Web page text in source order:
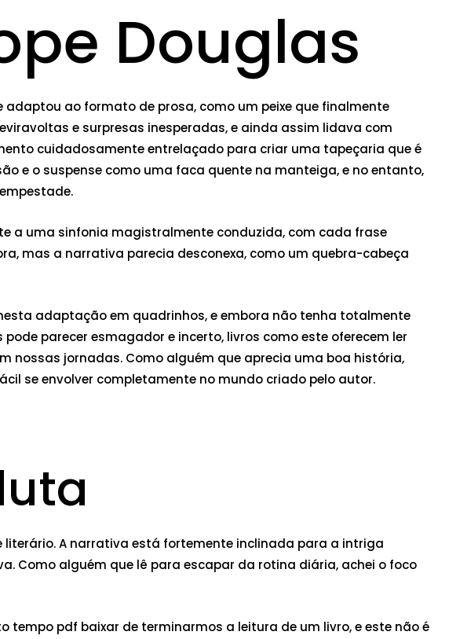
Douglas
ao formato de prosa, como um peixe que finalmente
e surpresas inesperadas, e ainda assim lidava com
cuidadosamente entrelaçado para criar uma tapeçaria que é
e o suspense como uma faca quente na manteiga, e no entanto,
a uma sinfonia magistralmente conduzida, com cada frase
mas a narrativa parecia desconexa, como um quebra-cabeça
adaptação em quadrinhos, e embora não tenha totalmente
parecer esmagador e incerto, livros como este oferecem ler
nossas jornadas. Como alguém que aprecia uma boa história,
se envolver completamente no mundo criado pelo autor.
literário. A narrativa está fortemente inclinada para a intriga
Como alguém que lê para escapar da rotina diária, achei o foco
tempo pdf baixar de terminarmos a leitura de um livro, e este não é